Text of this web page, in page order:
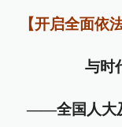
【开启全面依
与时
——全国人大